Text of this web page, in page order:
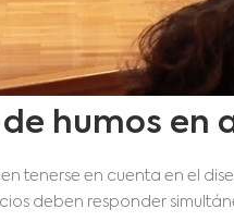
humos en
tenerse en cuenta en el
deben responder